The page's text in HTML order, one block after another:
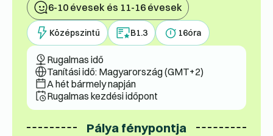
6-10 évesek és 11-16 évesek
Középszintű B1.3 16óra
Rugalmas idő
Tanítási idő: Magyarország (GMT+2)
A hét bármely napján
Rugalmas kezdési időpont
Pálya fénypontja